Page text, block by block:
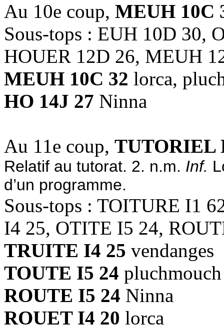
Au 10e coup, MEUH 10C
Sous-tops : EUH 10D 30,
HOUER 12D 26, MEUH
MEUH 10C 32 lorca,
HO 14J 27 Ninna
Au 11e coup, TUTORIEL
Relatif au tutorat. 2. n.m. Inf.
d’un programme.
Sous-tops : TOITURE I1
I4 25, OTITE I5 24,
TRUITE I4 25 vendanges
TOUTE I5 24 pluchmouch
ROUTE I5 24 Ninna
ROUET I4 20 lorca